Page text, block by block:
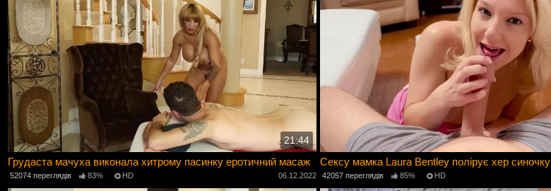
21:44
Грудаста мачуха виконала хитрому пасинку еротичний масаж
52074 переглядів 83% HD 06.12.2022
Сексу мамка Laura Bentley полірує хер синочку
42057 переглядів 85% HD